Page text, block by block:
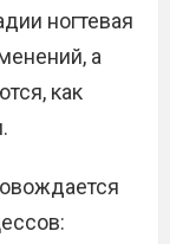
ногтевая
а
как